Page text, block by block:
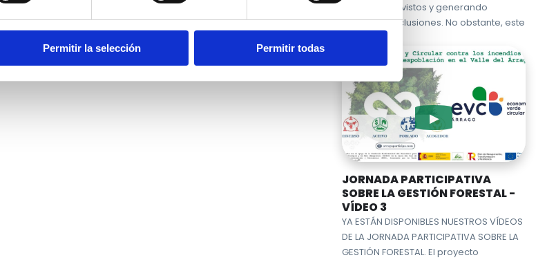
Permitir la selección Permitir todas
objetivos previstos y generando
valiosas conclusiones. No obstante, este
JORNADA PARTICIPATIVA
SOBRE LA GESTIÓN FORESTAL -
VÍDEO 3
YA ESTÁN DISPONIBLES NUESTROS VÍDEOS
DE LA JORNADA PARTICIPATIVA SOBRE LA
GESTIÓN FORESTAL. El proyecto